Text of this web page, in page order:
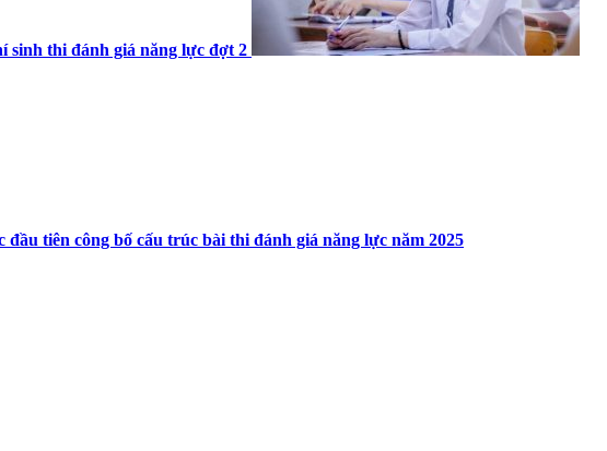
sinh thi đánh giá năng lực đợt 2
đầu tiên công bố cấu trúc bài thi đánh giá năng lực năm 2025